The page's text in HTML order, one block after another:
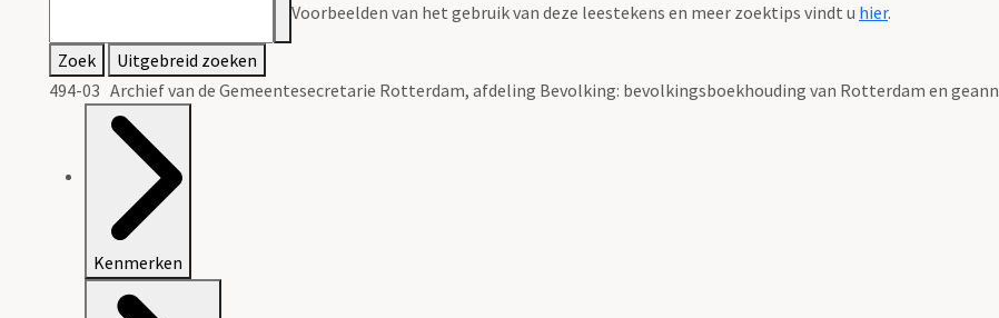
Voorbeelden van het gebruik van deze leestekens en meer zoektips vindt u hier.
Zoek
Uitgebreid zoeken
494-03 Archief van de Gemeentesecretarie Rotterdam, afdeling Bevolking: bevolkingsboekhouding van Rotterdam en
Kenmerken